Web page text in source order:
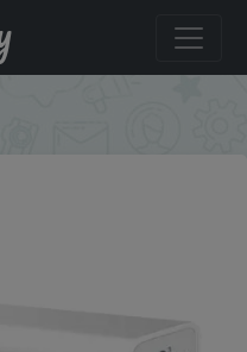
Spedcrd 3 Ports Quick